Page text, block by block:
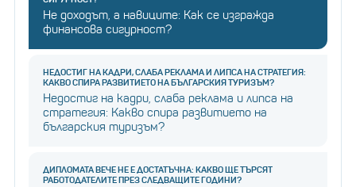
Не доходът, а навиците: Как се изгражда
финансова сигурност?
НЕДОСТИГ НА КАДРИ, СЛАБА РЕКЛАМА И ЛИПСА НА СТРАТЕГИЯ:
КАКВО СПИРА РАЗВИТИЕТО НА БЪЛГАРСКИЯ ТУРИЗЪМ?
Недостиг на кадри, слаба реклама и липса на
стратегия: Какво спира развитието на
българския туризъм?
ДИПЛОМАТА ВЕЧЕ НЕ Е ДОСТАТЪЧНА: КАКВО ЩЕ ТЪРСЯТ
РАБОТОДАТЕЛИТЕ ПРЕЗ СЛЕДВАЩИТЕ ГОДИНИ?